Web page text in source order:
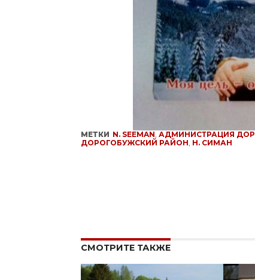
МЕТКИ N. SEEMAN, АДМИНИСТРАЦИЯ
ДОРОГОБУЖСКИЙ РАЙОН, Н. СИМАН
СМОТРИТЕ ТАКЖЕ